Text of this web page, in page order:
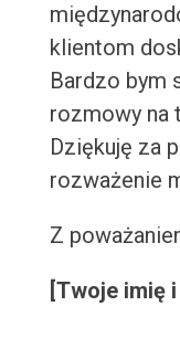
klientom
Bardzo bym
rozmowy na
Dziękuję za
rozważenie
Z
[Twoje imię